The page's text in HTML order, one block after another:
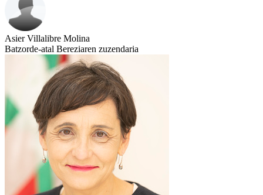
Asier Villalibre Molina
Batzorde-atal Bereziaren zuzendaria